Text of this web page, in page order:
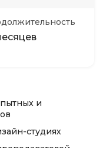
и
студиях